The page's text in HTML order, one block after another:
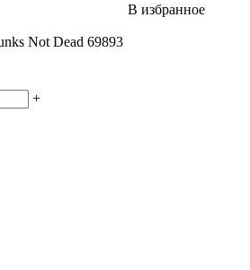
В избранное
Not Dead 69893
+